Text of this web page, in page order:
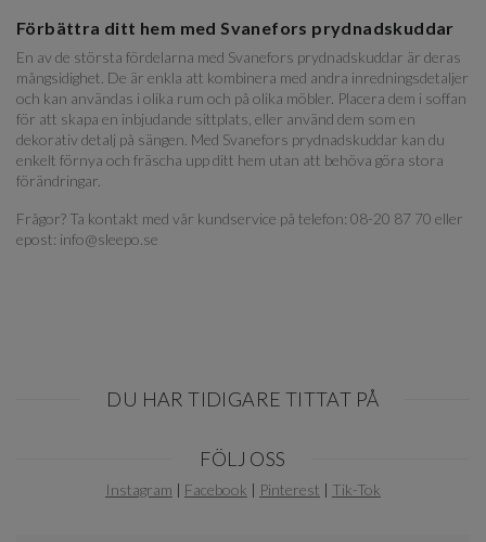
Förbättra ditt hem med Svanefors prydnadskuddar
En av de största fördelarna med Svanefors prydnadskuddar är deras
mångsidighet. De är enkla att kombinera med andra inredningsdetaljer
och kan användas i olika rum och på olika möbler. Placera dem i soffan
för att skapa en inbjudande sittplats, eller använd dem som en
dekorativ detalj på sängen. Med Svanefors prydnadskuddar kan du
enkelt förnya och fräscha upp ditt hem utan att behöva göra stora
förändringar.
Frågor? Ta kontakt med vår kundservice på telefon: 08-20 87 70 eller
epost: info@sleepo.se
DU HAR TIDIGARE TITTAT PÅ
FÖLJ OSS
Instagram | Facebook | Pinterest | Tik-Tok